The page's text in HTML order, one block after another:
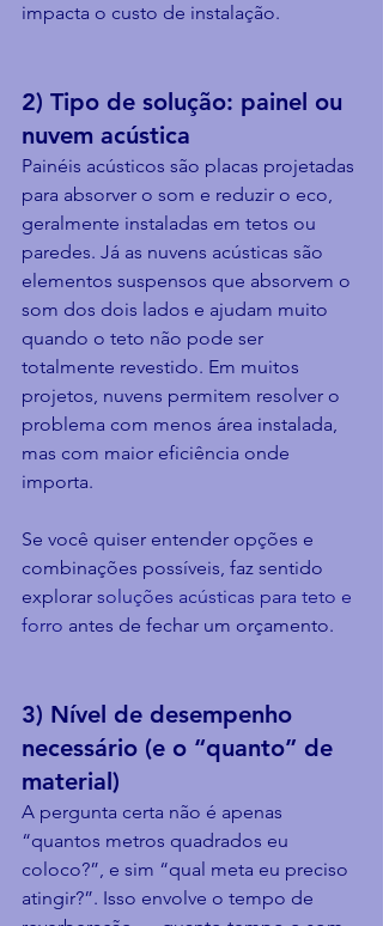
impacta o custo de instalação.
2) Tipo de solução: painel ou
nuvem acústica
Painéis acústicos são placas projetadas
para absorver o som e reduzir o eco,
geralmente instaladas em tetos ou
paredes. Já as nuvens acústicas são
elementos suspensos que absorvem o
som dos dois lados e ajudam muito
quando o teto não pode ser
totalmente revestido. Em muitos
projetos, nuvens permitem resolver o
problema com menos área instalada,
mas com maior eficiência onde
importa.
Se você quiser entender opções e
combinações possíveis, faz sentido
explorar soluções acústicas para teto e
forro antes de fechar um orçamento.
3) Nível de desempenho
necessário (e o “quanto” de
material)
A pergunta certa não é apenas
“quantos metros quadrados eu
coloco?”, e sim “qual meta eu preciso
atingir?”. Isso envolve o tempo de